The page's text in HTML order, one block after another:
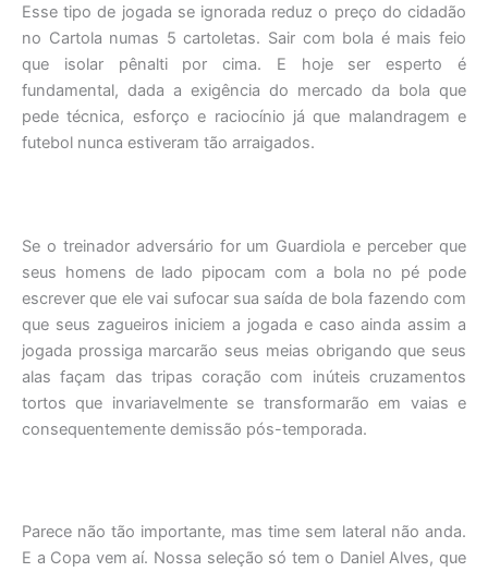
Esse tipo de jogada se ignorada reduz o preço do cidadão
no Cartola numas 5 cartoletas. Sair com bola é mais feio
que isolar pênalti por cima. E hoje ser esperto é
fundamental, dada a exigência do mercado da bola que
pede técnica, esforço e raciocínio já que malandragem e
futebol nunca estiveram tão arraigados.
Se o treinador adversário for um Guardiola e perceber que
seus homens de lado pipocam com a bola no pé pode
escrever que ele vai sufocar sua saída de bola fazendo com
que seus zagueiros iniciem a jogada e caso ainda assim a
jogada prossiga marcarão seus meias obrigando que seus
alas façam das tripas coração com inúteis cruzamentos
tortos que invariavelmente se transformarão em vaias e
consequentemente demissão pós-temporada.
Parece não tão importante, mas time sem lateral não anda.
E a Copa vem aí. Nossa seleção só tem o Daniel Alves, que